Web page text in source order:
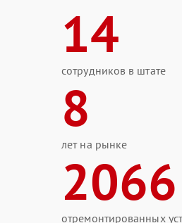
14
сотрудников в штате
8
лет на рынке
2066
отремонтированных